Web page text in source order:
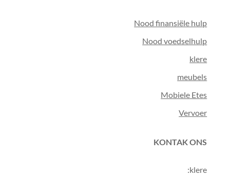
Nood finansiële hulp
Nood voedselhulp
klere
meubels
Mobiele Etes
Vervoer
KONTAK ONS
klere: